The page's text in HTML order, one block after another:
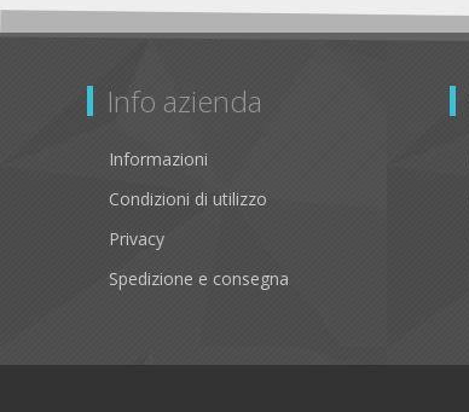
Info azienda
Informazioni
Condizioni di utilizzo
Privacy
Spedizione e consegna